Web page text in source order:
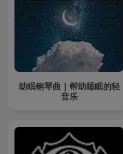
助眠钢琴曲｜帮助睡眠的轻
音乐